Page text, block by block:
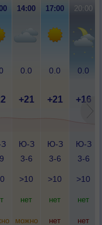
14:00 17:00 20:00
0.0 0.0 0.0
+21 +21 +16
Ю-З
3-6
Ю-З
3-6
Ю-З
3-6
>10 >10 >10
нет нет нет
можно нет нет